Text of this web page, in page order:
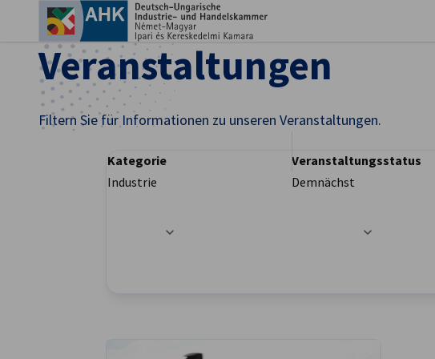
Veranstaltungen
Filtern Sie für Informationen zu unseren Veranstaltungen.
Filteroptionen wurden erfolgreich aktualisiert
Kategorie
Industrie
Veranstaltungsstatus
Demnächst